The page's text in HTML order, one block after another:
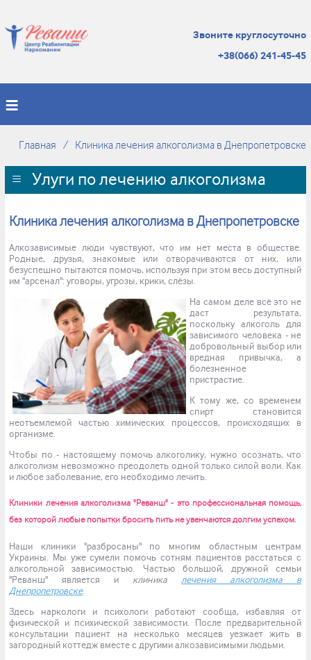
Звоните круглосуточно
+38(066) 241-45-45
Главная Клиника лечения алкоголизма в Днепропетровске
Улуги по лечению алкоголизма
Клиника лечения алкоголизма в Днепропетровске
Алкозависимые люди чувствуют, что им нет места в обществе.
Родные, друзья, знакомые или отворачиваются от них, или
безуспешно пытаются помочь, используя при этом весь доступный
им "арсенал": уговоры, угрозы, крики, слёзы.
На самом деле всё это не
даст результата,
поскольку алкоголь для
зависимого человека - не
добровольный выбор или
вредная привычка, а
болезненное
пристрастие.
К тому же, со временем
спирт становится
неотъемлемой частью химических процессов, происходящих в
организме.
Чтобы по - настоящему помочь алкоголику, нужно осознать, что
алкоголизм невозможно преодолеть одной только силой воли. Как
и любое заболевание, его необходимо лечить.
Клиники лечения алкоголизма"Реванш" - это профессиональная помощь,
без которой любые попытки бросить пить не увенчаются долгим успехом.
Наши клиники "разбросаны" по многим областным центрам
Украины. Мы уже сумели помочь сотням пациентов расстаться с
алкогольной зависимостью. Частью большой, дружной семьи
"Реванш" является и клиникалечения алкоголизма в
Днепропетровске.
Здесь наркологи и психологи работают сообща, избавляя от
физической и психической зависимости. После предварительной
консультации пациент на несколько месяцев уезжает жить в
загородный коттедж вместе с другими алкозависимыми людьми.